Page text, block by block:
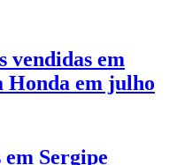
vendidas em
Honda em julho
em Sergipe